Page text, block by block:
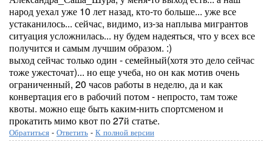
народ уехал уже 10 лет назад, кто-то больше... уже все
устаканилось... сейчас, видимо, из-за наплыва мигрантов
ситуация усложнилась... ну будем надеяться, что у всех все
получится и самым лучшим образом. :)
выход сейчас только один - семейный(хотя это дело сейчас
тоже ужесточат)... но еще учеба, но он как мотив очень
ограниченный, 20 часов работы в неделю, да и как
конвертация его в рабочий потом - непросто, там тоже
квоты. можно еще быть каким-нить спортсменом и
прокатить мимо квот по 27й статье.
Обратиться - Ответить - К полной версии